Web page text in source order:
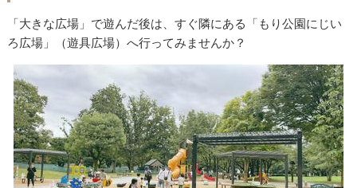
「大きな広場」で遊んだ後は、すぐ隣にある「もり公園にじい
ろ広場」（遊具広場）へ行ってみませんか？